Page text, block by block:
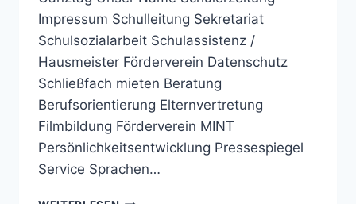
Impressum Schulleitung Sekretariat
Schulsozialarbeit Schulassistenz /
Hausmeister Förderverein Datenschutz
Schließfach mieten Beratung
Berufsorientierung Elternvertretung
Filmbildung Förderverein MINT
Persönlichkeitsentwicklung Pressespiegel
Service Sprachen…
BERTHA-